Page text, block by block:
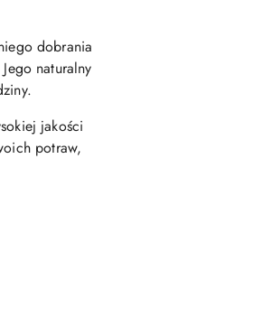
dobrania
naturalny
jakości
potraw,